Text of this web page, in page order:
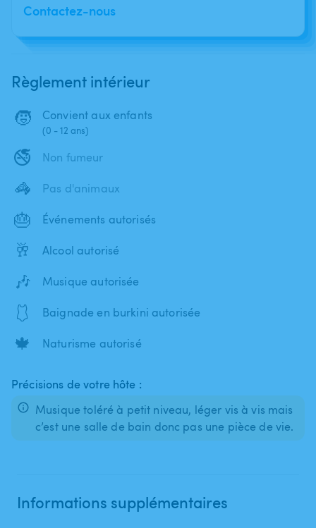
Contactez-nous
Règlement intérieur
🧒 Convient aux enfants
(0 - 12 ans)
🚭 Non fumeur
🦓 Pas d'animaux
🎂 Événements autorisés
🥂 Alcool autorisé
🎶 Musique autorisée
🩱 Baignade en burkini autorisée
🍁 Naturisme autorisé
Précisions de votre hôte :
Musique toléré à petit niveau, léger vis à vis mais
c’est une salle de bain donc pas une pièce de vie.
Informations supplémentaires